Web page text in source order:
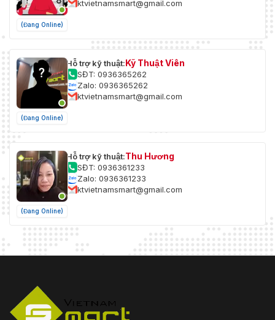
Sự kiện
Sự kiện
thông
Phát hiện thay đổi cảnh
chụp ảnh, cảnh báo bằng âm thanh
Chức năng học sâu
Chụp
khỏi vùng
Tổng quan
(Đang Online)
ktvietnamsmart@gmail.com
(Đang Online)
Hỗ trợ kỹ thuật:Kỹ Thuật Viên
SĐT: 0936365262
Zalo: 0936365262
ktvietnamsmart@gmail.com
(Đang Online)
Hỗ trợ kỹ thuật:Thu Hương
SĐT: 0936361233
Zalo: 0936361233
ktvietnamsmart@gmail.com